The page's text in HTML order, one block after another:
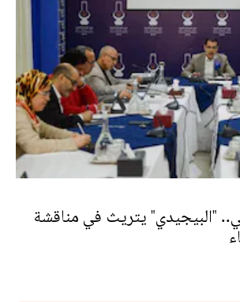
"البيجيدي" يتريث في مناقشة